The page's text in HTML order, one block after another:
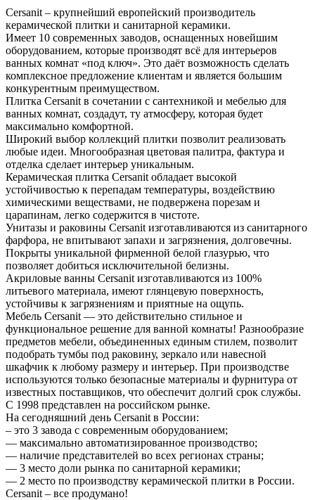
Cersanit – крупнейший европейский производитель
керамической плитки и санитарной керамики.
Имеет 10 современных заводов, оснащенных новейшим
оборудованием, которые производят всё для интерьеров
ванных комнат «под ключ». Это даёт возможность сделать
комплексное предложение клиентам и является большим
конкурентным преимуществом.
Плитка Cersanit в сочетании с сантехникой и мебелью для
ванных комнат, создадут, ту атмосферу, которая будет
максимально комфортной.
Широкий выбор коллекций плитки позволит реализовать
любые идеи. Многообразная цветовая палитра, фактура и
отделка сделает интерьер уникальным.
Керамическая плитка Cersanit обладает высокой
устойчивостью к перепадам температуры, воздействию
химическими веществами, не подвержена порезам и
царапинам, легко содержится в чистоте.
Унитазы и раковины Cersanit изготавливаются из санитарного
фарфора, не впитывают запахи и загрязнения, долговечны.
Покрыты уникальной фирменной белой глазурью, что
позволяет добиться исключительной белизны.
Акриловые ванны Cersanit изготавливаются из 100%
литьевого материала, имеют глянцевую поверхность,
устойчивы к загрязнениям и приятные на ощупь.
Мебель Cersanit — это действительно стильное и
функциональное решение для ванной комнаты! Разнообразие
предметов мебели, объединенных единым стилем, позволит
подобрать тумбы под раковину, зеркало или навесной
шкафчик к любому размеру и интерьер. При производстве
используются только безопасные материалы и фурнитура от
известных поставщиков, что обеспечит долгий срок службы.
С 1998 представлен на российском рынке.
На сегодняшний день Cersanit в России:
– это 3 завода с современным оборудованием;
— максимально автоматизированное производство;
— наличие представителей во всех регионах страны;
— 3 место доли рынка по санитарной керамики;
— 2 место по производству керамической плитки в России.
Cersanit – все продумано!